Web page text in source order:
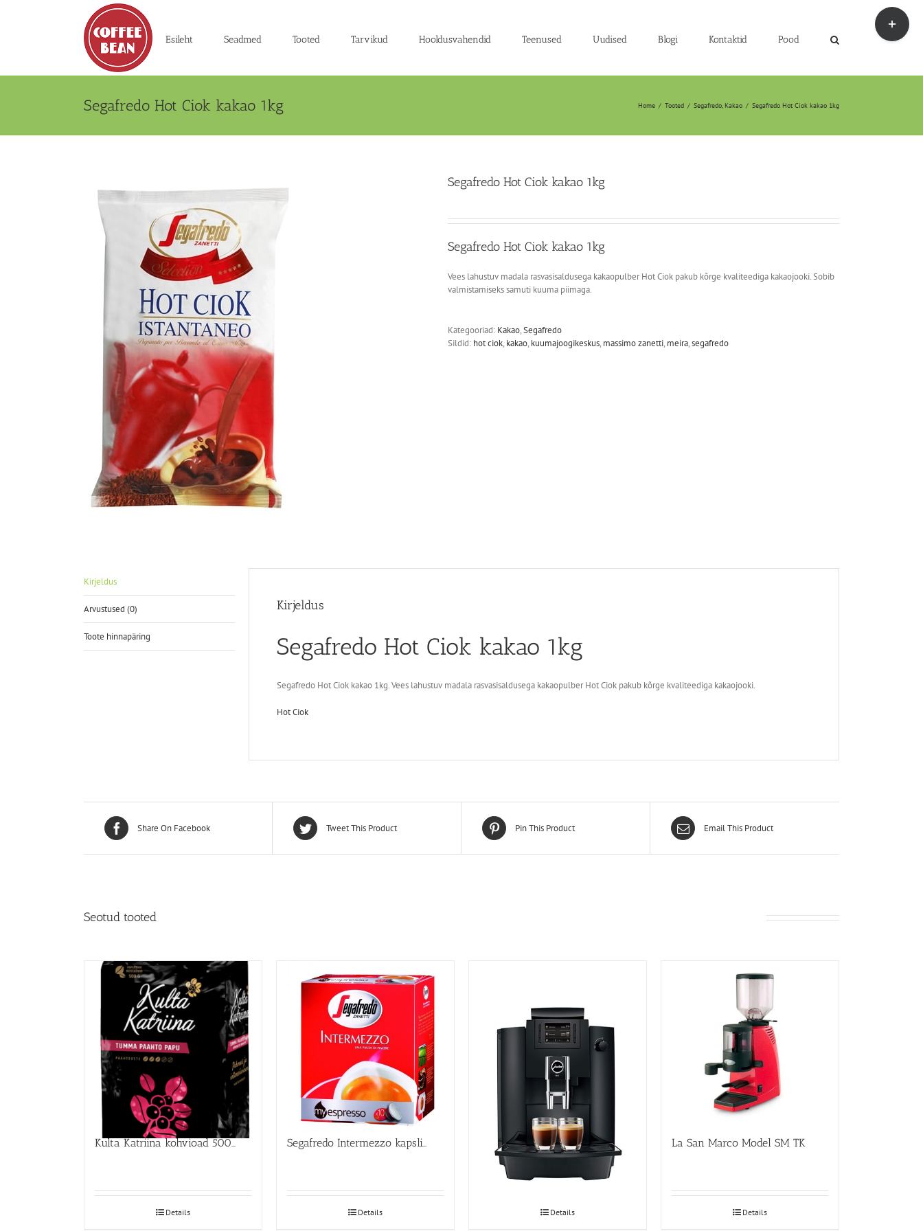
Esileht Seadmed Tooted Tarvikud Hooldusvahendid Teenused Uudised Blogi Kontaktid Pood
Segafredo Hot Ciok kakao 1kg Home / Tooted / Segafredo, Kakao / Segafredo Hot Ciok kakao 1kg
Segafredo Hot Ciok kakao 1kg
Segafredo Hot Ciok kakao 1kg
Vees lahustuv madala rasvasisaldusega kakaopulber Hot Ciok pakub kõrge kvaliteediga kakaojooki. Sobib
valmistamiseks samuti kuuma piimaga.
Kategooriad: Kakao,Segafredo
Sildid: hot ciok, kakao, kuumajoogikeskus, massimo zanetti, meira,segafredo
Kirjeldus
Arvustused (0)
Toote hinnapäring
Kirjeldus
Segafredo Hot Ciok kakao 1kg
Segafredo Hot Ciok kakao 1kg. Vees lahustuv madala rasvasisaldusega kakaopulber Hot Ciok pakub kõrge kvaliteediga kakaojooki.
Hot Ciok
Share On Facebook Tweet This Product Pin This Product Email This Product
Seotud tooted
Kulta Katriina kohvioad 500g
Details Details
Espressomasin JURA WE6
Details
La San Marco Model SM TK
Details
Toggle
Sliding
Bar